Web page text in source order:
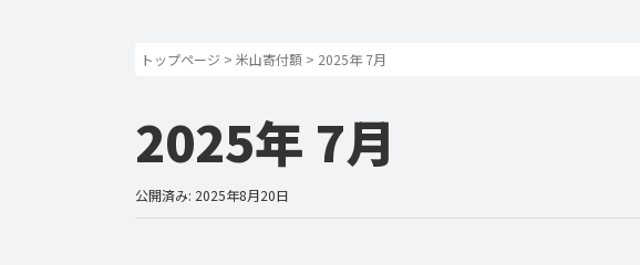
トップページ > 米山寄付額 > 2025年 7月
2025年 7月
公開済み: 2025年8月20日